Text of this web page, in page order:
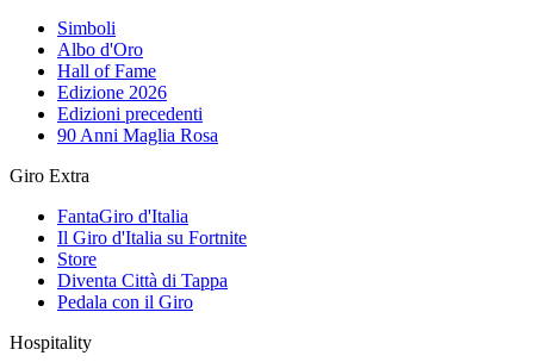
Simboli
Albo d'Oro
Hall of Fame
Edizione 2026
Edizioni precedenti
90 Anni Maglia Rosa
Giro Extra
FantaGiro d'Italia
Il Giro d'Italia su Fortnite
Store
Diventa Città di Tappa
Pedala con il Giro
Hospitality